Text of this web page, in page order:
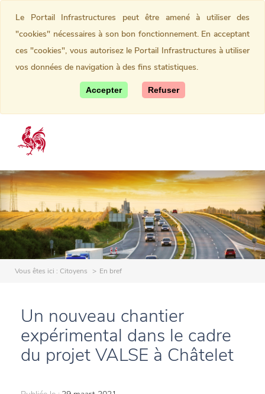
Vous êtes ici : Citoyens En bref
Un nouveau chantier
expérimental dans le cadre
du projet VALSE à Châtelet
Le Portail Infrastructures peut être amené à utiliser des
"cookies" nécessaires à son bon fonctionnement. En acceptant
ces "cookies", vous autorisez le Portail Infrastructures à utiliser
vos données de navigation à des fins statistiques.
Accepter Refuser